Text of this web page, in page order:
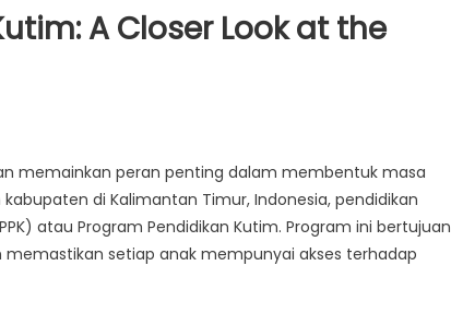
A Closer Look at the
memainkan peran penting dalam membentuk masa
di Kalimantan Timur, Indonesia, pendidikan
atau Program Pendidikan Kutim. Program ini bertujuan
setiap anak mempunyai akses terhadap